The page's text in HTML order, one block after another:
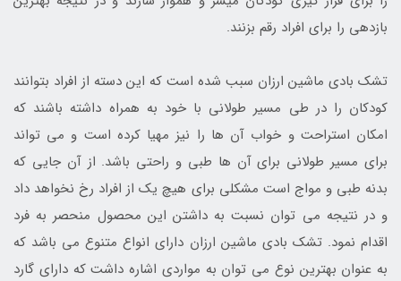
بازدهی را برای افراد رقم بزنند.
تشک بادی ماشین ارزان سبب شده است که این دسته از افراد بتوانند
کودکان را در طی مسیر طولانی با خود به همراه داشته باشند که
امکان استراحت و خواب آن ها را نیز مهیا کرده است و می تواند
برای مسیر طولانی برای آن ها طبی و راحتی باشد. از آن جایی که
بدنه طبی و مواج است مشکلی برای هیچ یک از افراد رخ نخواهد داد
و در نتیجه می توان نسبت به داشتن این محصول منحصر به فرد
اقدام نمود. تشک بادی ماشین ارزان دارای انواع متنوع می باشد که
به عنوان بهترین نوع می توان به مواردی اشاره داشت که دارای گارد